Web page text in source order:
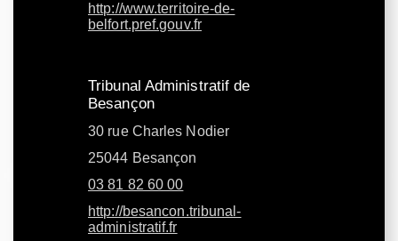
http://www.territoire-de-
belfort.pref.gouv.fr
Tribunal Administratif de
Besançon
30 rue Charles Nodier
25044 Besançon
03 81 82 60 00
http://besancon.tribunal-
administratif.fr